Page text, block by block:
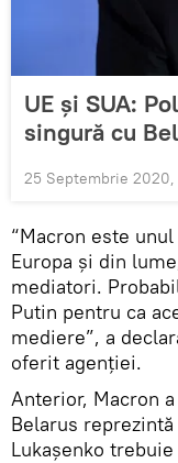
UE și SUA:
singură cu
25 Septembrie 2020,
“Macron este
Europa și din
mediatori.
Putin pentru ca
mediere”, a
oferit agenției.
Anterior, Macron
Belarus
Lukașenko